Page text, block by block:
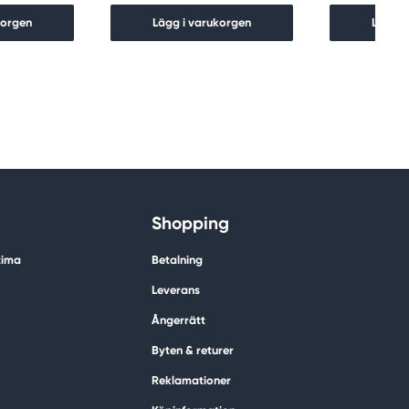
Lägg i varukorgen Lägg i
Shopping
Betalning
Leverans
Ångerrätt
Byten & returer
Reklamationer